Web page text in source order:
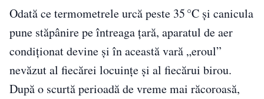
Odată ce termometrele urcă peste 35 °C şi canicula
pune stăpânire pe întreaga ţară, aparatul de aer
condiţionat devine şi în această vară „eroul”
nevăzut al fiecărei locuinţe şi al fiecărui birou.
După o scurtă perioadă de vreme mai răcoroasă,